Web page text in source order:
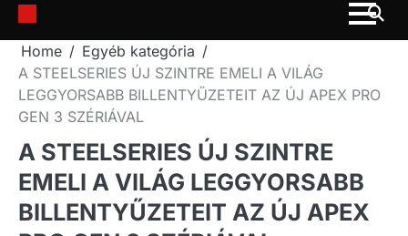
Skip
content
Home
Egyéb kategória
A STEELSERIES ÚJ SZINTRE EMELI A VILÁG
LEGGYORSABB BILLENTYŰZETEIT AZ ÚJ APEX PRO
GEN 3 SZÉRIÁVAL
A STEELSERIES ÚJ SZINTRE
EMELI A VILÁG LEGGYORSABB
BILLENTYŰZETEIT AZ ÚJ APEX